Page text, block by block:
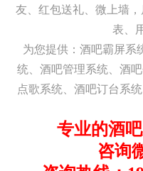
友、红包送礼、微上墙，
表、
为您提供：酒吧霸屏系
统、酒吧管理系统、酒
点歌系统、酒吧订台系
专业的酒
咨询